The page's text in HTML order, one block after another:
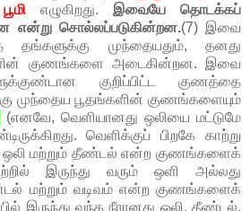
எழுகிறது. இவையே தொடக்கப்
என்று சொல்லப்படுகின்றன.(7) இவை
முந்தையதும், தனது
குணங்களை அடைகின்றன. இவை
குறிப்பிட்ட குணத்தை
முந்தைய பூதங்களின் குணங்களையும்
(எனவே, வெளியானது ஒலியை மட்டுமே
வெளிக்குப் பிறகே காற்று
ஒலி மற்றும் தீண்டல் என்ற குணங்களைக்
இருந்து வரும் ஒளி அல்லது
மற்றும் வடிவம் என்ற குணங்களைக்
இருந்து வந்த நீரானது ஒலி, தீண்டல்,